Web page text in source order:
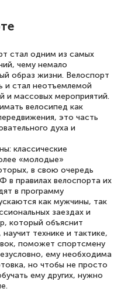
стал одним из самых
чему немало
образ жизни. Велоспорт
и стал неотъемлемой
и массовых мероприятий.
велосипед как
это часть
духа и
классические
«молодые»
в свою очередь
в правилах велоспорта их
в программу
как мужчины, так
заездах и
который объяснит
технике и тактике,
поможет спортсмену
ему необходима
но чтобы не просто
ему других, нужно